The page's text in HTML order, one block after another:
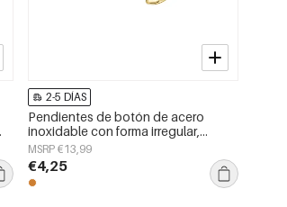
2-5 DÍAS
Pendientes de botón de acero
inoxidable con forma irregular,
sencillos, de la serie Daily Simple,
joyería para mujer.
MSRP €13,99
€4,25